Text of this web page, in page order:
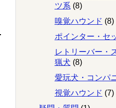
ツ系 (8)
嗅覚ハウンド (8)
ポインター・セ
レトリーバー・
猟犬 (8)
愛玩犬・コンパ
視覚ハウンド (7)